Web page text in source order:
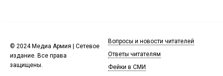
© 2024 Медиа Армия | Сетевое
издание. Все права
защищены.
Вопросы и новости читателей
Ответы читателям
Фейки в СМИ